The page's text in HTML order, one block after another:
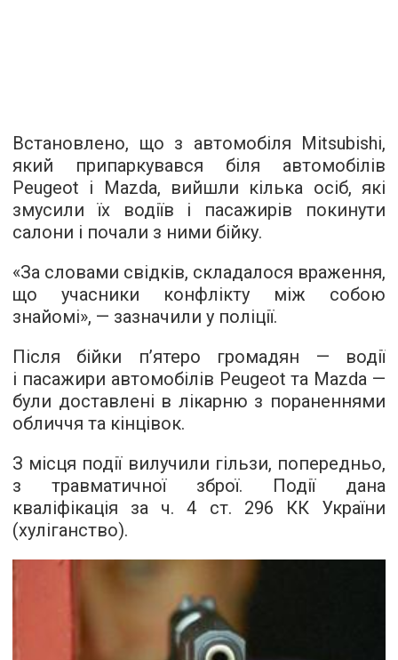
Встановлено, що з автомобіля Mitsubishi,
який припаркувався біля автомобілів
Peugeot і Mazda, вийшли кілька осіб, які
змусили їх водіїв і пасажирів покинути
салони і почали з ними бійку.
«За словами свідків, складалося враження,
що учасники конфлікту між собою
знайомі», — зазначили у поліції.
Після бійки п’ятеро громадян — водії
і пасажири автомобілів Peugeot та Mazda —
були доставлені в лікарню з пораненнями
обличчя та кінцівок.
З місця події вилучили гільзи, попередньо,
з травматичної зброї. Події дана
кваліфікація за ч. 4 ст. 296 КК України
(хуліганство).